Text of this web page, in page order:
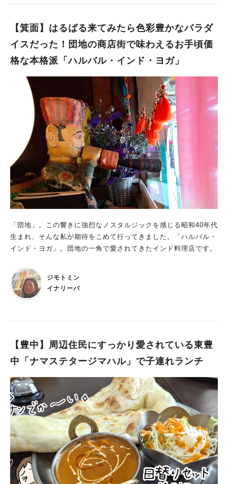
ンジ。店内には小さなマルシェスペースもあります。 今後、馬
ットに誕生するかも？とのこと。楽しみですね！ 「マーケット
の現会長でもあり『フルーツ千里』を営む引間さんとは地元の同
でもあり、何より心強いパートナーでもある同志。 まだまだ世
代的に若い僕たちなりに、ここの未来をもっと良くしていきたい
と意気込んでいます！」。 古くから地元に愛され続けてきた竹
見台マーケットが、今後さらにおもしろくなっていきそうでワク
ワクします♪ 次回のワンダフルマルシェも楽しみに、 ぜひこの
アツい店主の待つ「B.B.CURRY」で本格タイカレーを味わって
みてくださいね。 ▼「B.B.CURRY」のインスタグラムはこち
ら！ この投稿をInstagramで見る BBカリー(@bbcurry_suit
a)がシェアした投稿
るゆずるバス（黄色ルート）「多文化交流センター前」のバス停
野原図書館、箕面市国際交流協会、commcafe、 ２階には会議
室、ボランティア活動室、子供活動室があります。 外観は公共
るではありませんか。 ワンデイシェフスタイルを採用してい
て、登録した主婦や学生といった人たちが日替わりでランチやカ
フェメニューを提供しています。 １３か国以上のシェフが登録
されているそうです。 昨年に１０周年を迎え、レシピやシェフ
のライフヒストリーがつまったMOOK本があるんですって。
本日のランチはタイ料理でした！ 今日のシェフはご近所のコブ
さん💕 口の中でホロホロと溶けるほどに煮込まれたチキンとス
パイスで絶妙な辛さのルーこれぞタイカレー！ さっぱりしたピ
クルスのガーデンサラダとの相性もバッチリ。 料理好きのばー
びぃは「どうやったらチキンがこんなに柔らかくなるの？」と感
心しきり…シェフの方を捕まえて聞いてしまいました（笑） と
スのボリュームたっぷりだったのでシェフがサービスでルーを追
加してくれました。 「食べきれへんわ～」と言いながらもばー
びぃ完食しましたよ。 シェフのコブさんより「メニューのリク
だけでなく、日替わりでインド、キューバ、韓国、バングラデシ
ュ、シリア、モンゴル料理などなど さまざまな国のメニューが
楽しめます（ハラルメニュー、ラクトベジタリアンメニュー対応
たいです。 ▼「commcafe」のフェイスブックはこちら！ ライ
会の拠点ということもあり、 留学生たちの主催するよるカフ
ェ、民族音楽ライブなど様々な企画イベントが開催されていま
す。 3月7日（木）まで「遊牧民の世界～モンゴル、カザフ、ト
ゥバの過去と今～」というリレー写真展が展示されています。
ぜひこちらものぞいてみてくださいね。 ▼箕面市国際交流協会
についてはこちら
【箕面】はるばる来てみたら色彩豊かなパラダ
イスだった！団地の商店街で味わえるお手頃価
格な本格派「ハルバル・インド・ヨガ」
「団地」。この響きに強烈なノスタルジックを感じる昭和40年代
生まれ、そんな私が期待をこめて行ってきました。「ハルバル・
インド・ヨガ」。団地の一角で愛されてきたインド料理店です。
ジモトミン
イナリーバ
【豊中】周辺住民にすっかり愛されている東豊
中「ナマステタージマハル」で子連れランチ